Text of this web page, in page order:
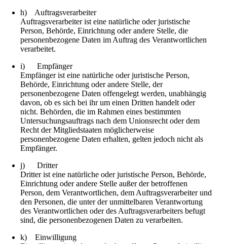
h) Auftragsverarbeiter
Auftragsverarbeiter ist eine natürliche oder juristische
Person, Behörde, Einrichtung oder andere Stelle, die
personenbezogene Daten im Auftrag des Verantwortlichen
verarbeitet.
i) Empfänger
Empfänger ist eine natürliche oder juristische Person,
Behörde, Einrichtung oder andere Stelle, der
personenbezogene Daten offengelegt werden, unabhängig
davon, ob es sich bei ihr um einen Dritten handelt oder
nicht. Behörden, die im Rahmen eines bestimmten
Untersuchungsauftrags nach dem Unionsrecht oder dem
Recht der Mitgliedstaaten möglicherweise
personenbezogene Daten erhalten, gelten jedoch nicht als
Empfänger.
j) Dritter
Dritter ist eine natürliche oder juristische Person, Behörde,
Einrichtung oder andere Stelle außer der betroffenen
Person, dem Verantwortlichen, dem Auftragsverarbeiter und
den Personen, die unter der unmittelbaren Verantwortung
des Verantwortlichen oder des Auftragsverarbeiters befugt
sind, die personenbezogenen Daten zu verarbeiten.
k) Einwilligung